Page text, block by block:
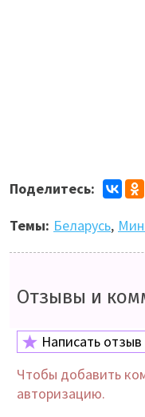
Поделитесь:
Темы: Беларусь,
Отзывы и
Написать отзыв
Чтобы добавить
авторизацию.